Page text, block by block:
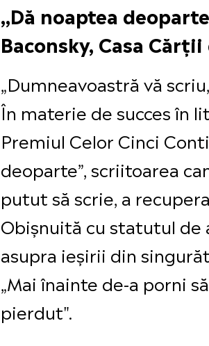
„Dă noaptea
Baconsky, Casa
„Dumneavoastră vă
În materie de succes în
Premiul Celor Cinci
deoparte”, scriitoarea
putut să scrie, a
Obișnuită cu statutul de
asupra ieșirii din
„Mai înainte de-a porni
pierdut".